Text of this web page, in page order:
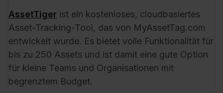
AssetTiger ist ein kostenloses, cloudbasiertes
Asset-Tracking-Tool, das von MyAssetTag.com
entwickelt wurde. Es bietet volle Funktionalität für
bis zu 250 Assets und ist damit eine gute Option
für kleine Teams und Organisationen mit
begrenztem Budget.